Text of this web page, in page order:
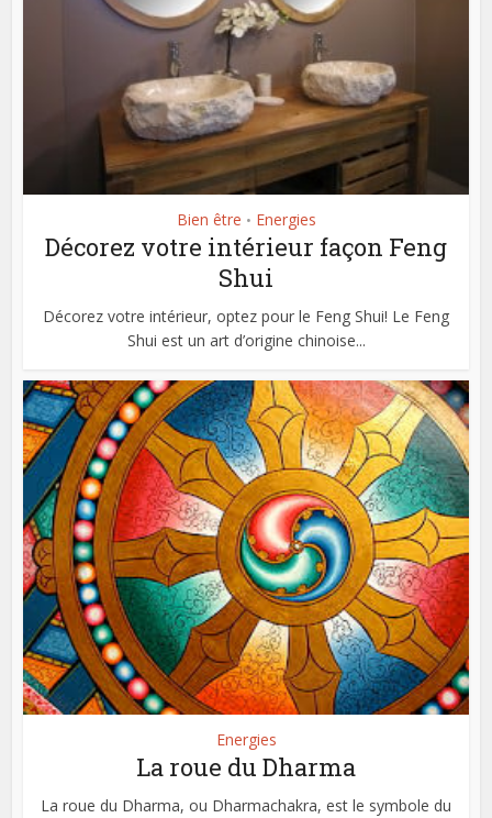
Bien être • Energies
Décorez votre intérieur façon Feng
Shui
Décorez votre intérieur, optez pour le Feng Shui! Le Feng
Shui est un art d’origine chinoise...
Energies
La roue du Dharma
La roue du Dharma, ou Dharmachakra, est le symbole du